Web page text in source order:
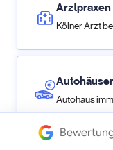
Arztpraxen
Kölner Arzt
Autohäuser
Autohaus